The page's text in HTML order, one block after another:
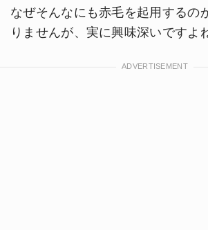
なぜそんなにも赤毛を起用するの
りませんが、実に興味深いですよ